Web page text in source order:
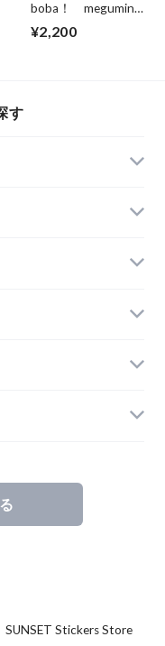
boba！ megumin
eyes
¥2,200
す
Stickers Store